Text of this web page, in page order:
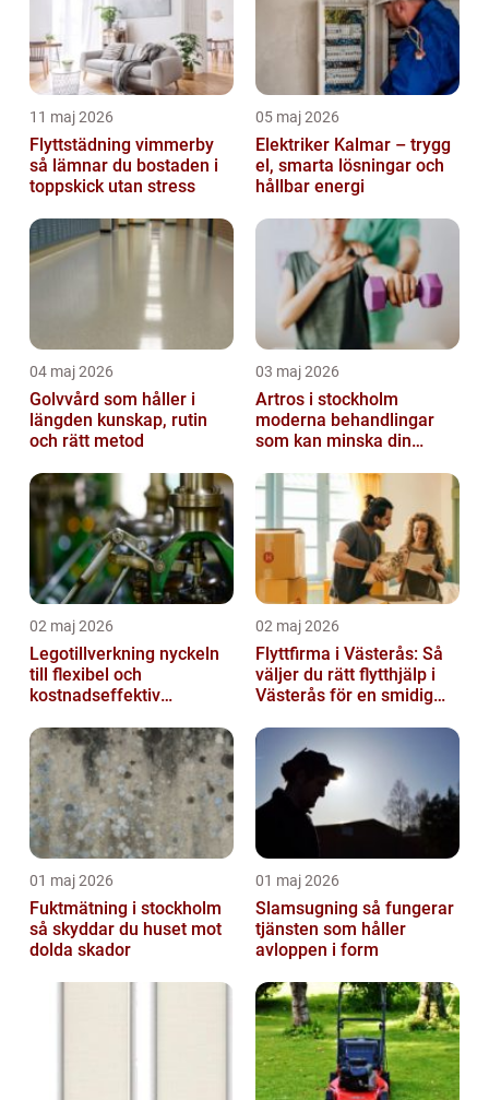
11 maj 2026
Flyttstädning vimmerby
så lämnar du bostaden i
toppskick utan stress
05 maj 2026
Elektriker Kalmar – trygg
el, smarta lösningar och
hållbar energi
04 maj 2026
Golvvård som håller i
längden kunskap, rutin
och rätt metod
03 maj 2026
Artros i stockholm
moderna behandlingar
som kan minska din
02 maj 2026
Legotillverkning nyckeln
till flexibel och
kostnadseffektiv
02 maj 2026
Flyttfirma i Västerås: Så
väljer du rätt flytthjälp i
Västerås för en smidig
01 maj 2026
Fuktmätning i stockholm
så skyddar du huset mot
dolda skador
01 maj 2026
Slamsugning så fungerar
tjänsten som håller
avloppen i form